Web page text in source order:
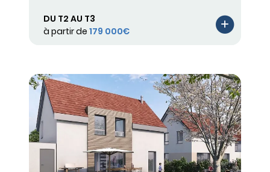
DU T2 AU T3
à partir de 179 000€